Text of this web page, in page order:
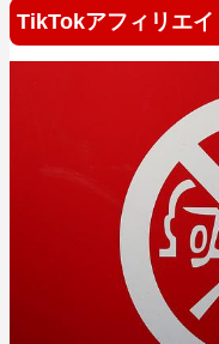
TikTokアフィリエ